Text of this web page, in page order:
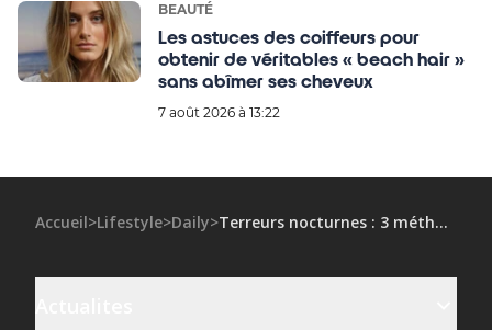
BEAUTÉ
Les astuces des coiffeurs pour
obtenir de véritables « beach hair »
sans abîmer ses cheveux
7 août 2026 à 13:22
Accueil>Lifestyle>Daily> Terreurs nocturnes : 3 méthodes qui marchent pour aider son enfant à s'endormir sereinement